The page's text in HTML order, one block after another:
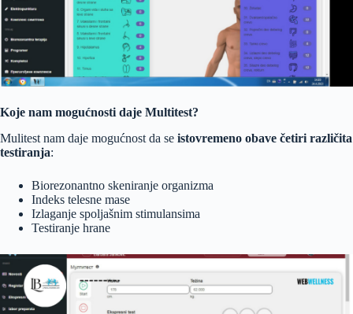
Koje nam mogućnosti daje Multitest?
Mulitest nam daje mogućnost da se istovremeno obave četiri različita
testiranja:
Biorezonantno skeniranje organizma
Indeks telesne mase
Izlaganje spoljašnim stimulansima
Testiranje hrane